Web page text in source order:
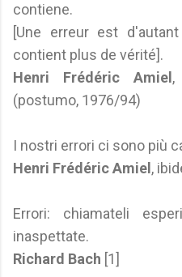
contiene.
[Une erreur est
contient plus de vérité].
Henri Frédéric Amiel ,
(postumo, 1976/94)
I nostri errori ci sono più
Henri Frédéric Amiel ,
Errori: chiamateli
inaspettate.
Richard Bach [1]